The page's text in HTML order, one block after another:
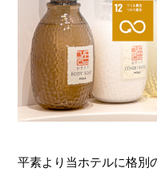
平素より当ホテルに格別